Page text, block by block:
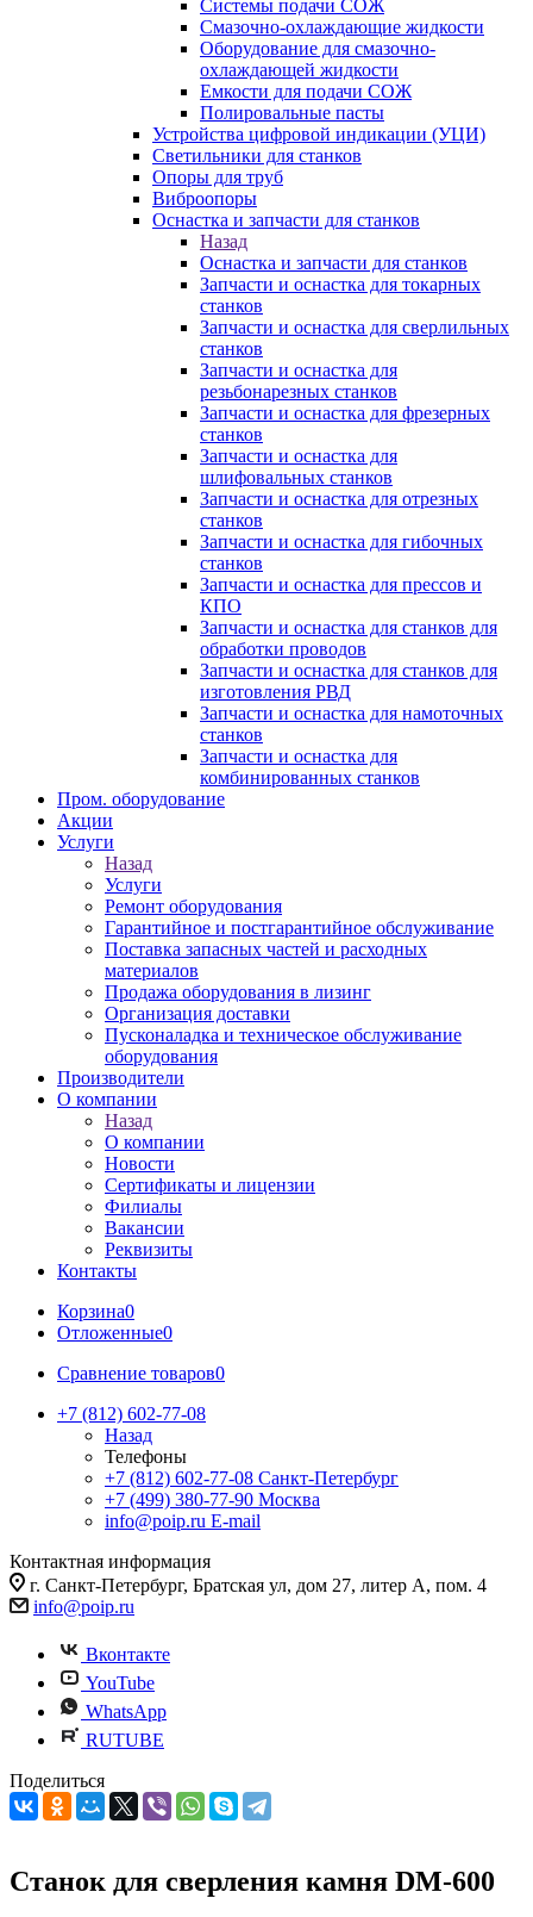
Системы подачи СОЖ
Смазочно-охлаждающие жидкости
Оборудование для смазочно-
охлаждающей жидкости
Емкости для подачи СОЖ
Полировальные пасты
Устройства цифровой индикации (УЦИ)
Светильники для станков
Опоры для труб
Виброопоры
Оснастка и запчасти для станков
Назад
Оснастка и запчасти для станков
Запчасти и оснастка для токарных
станков
Запчасти и оснастка для сверлильных
станков
Запчасти и оснастка для
резьбонарезных станков
Запчасти и оснастка для фрезерных
станков
Запчасти и оснастка для
шлифовальных станков
Запчасти и оснастка для отрезных
станков
Запчасти и оснастка для гибочных
станков
Запчасти и оснастка для прессов и
КПО
Запчасти и оснастка для станков для
обработки проводов
Запчасти и оснастка для станков для
изготовления РВД
Запчасти и оснастка для намоточных
станков
Запчасти и оснастка для
комбинированных станков
Пром. оборудование
Акции
Услуги
Назад
Услуги
Ремонт оборудования
Гарантийное и постгарантийное обслуживание
Поставка запасных частей и расходных
материалов
Продажа оборудования в лизинг
Организация доставки
Пусконаладка и техническое обслуживание
оборудования
Производители
О компании
Назад
О компании
Новости
Сертификаты и лицензии
Филиалы
Вакансии
Реквизиты
Контакты
Корзина0
Отложенные0
Сравнение товаров0
+7 (812) 602-77-08
Назад
Телефоны
+7 (812) 602-77-08 Санкт-Петербург
+7 (499) 380-77-90 Москва
info@poip.ru E-mail
Контактная информация
г. Санкт-Петербург, Братская ул, дом 27, литер А, пом. 4
info@poip.ru
Вконтакте
YouTube
WhatsApp
RUTUBE
Поделиться
Станок для сверления камня DM-600